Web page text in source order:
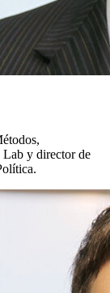
y director de